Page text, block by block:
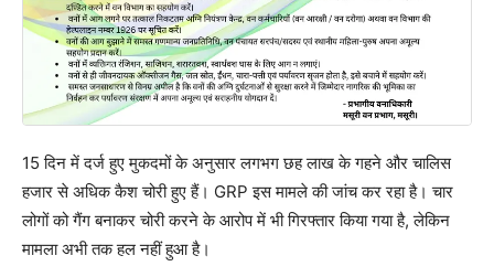
15 दिन में दर्ज हुए मुकदमों के अनुसार लगभग छह लाख के गहने और चालिस
हजार से अधिक कैश चोरी हुए हैं। GRP इस मामले की जांच कर रहा है। चार
लोगों को गैंग बनाकर चोरी करने के आरोप में भी गिरफ्तार किया गया है, लेकिन
मामला अभी तक हल नहीं हुआ है।